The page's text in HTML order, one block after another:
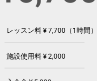
レッスン料 ¥ 7,700（1時間）
施設使用料 ¥ 2,000